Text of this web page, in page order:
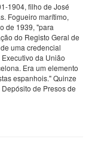
1904, filho de José
Fogueiro marítimo,
de 1939, "para
do Registo Geral de
uma credencial
da União
Era um elemento
espanhois." Quinze
de Presos de